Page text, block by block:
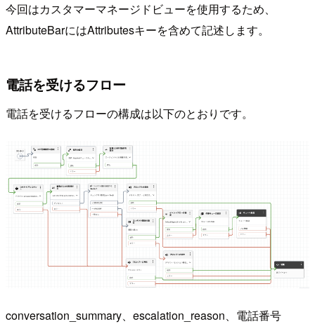
今回はカスタマーマネージドビューを使用するため、
AttributeBarにはAttributesキーを含めて記述します。
電話を受けるフロー
電話を受けるフローの構成は以下のとおりです。
conversation_summary、escalation_reason、電話番号